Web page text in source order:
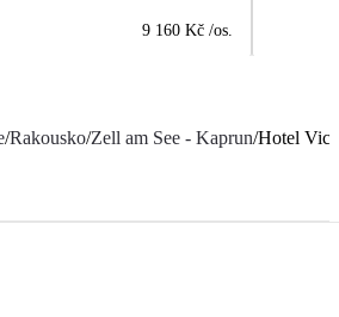
9 160 Kč /os.
/Rakousko/Zell am See - Kaprun/Hotel